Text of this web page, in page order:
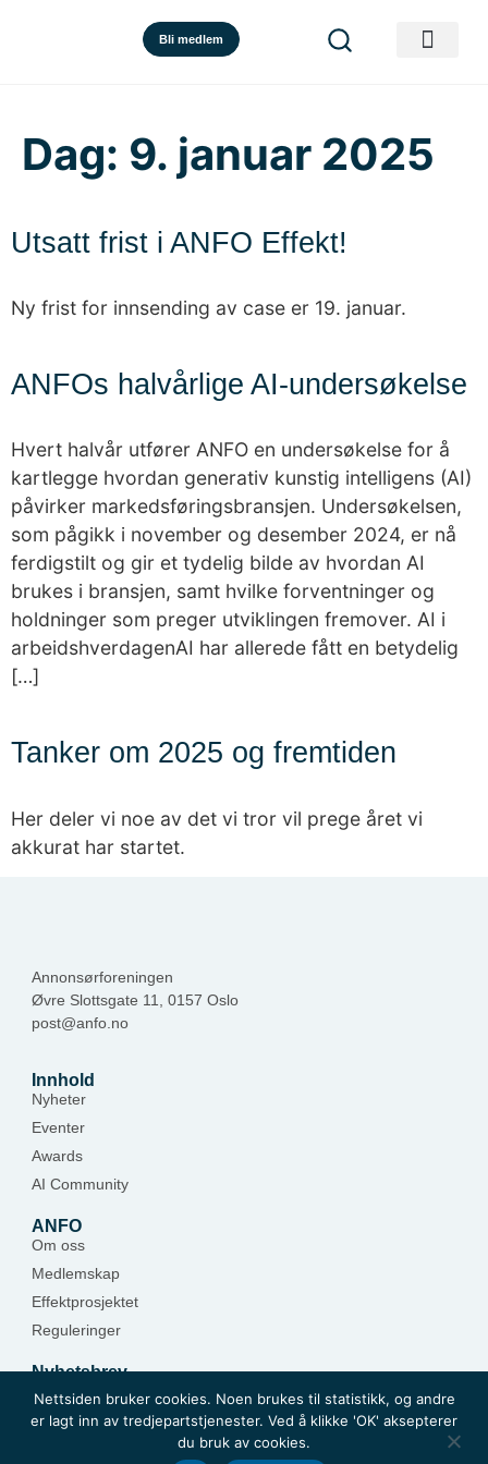
Bli medlem
Dag: 9. januar 2025
Utsatt frist i ANFO Effekt!
Ny frist for innsending av case er 19. januar.
ANFOs halvårlige AI-undersøkelse
Hvert halvår utfører ANFO en undersøkelse for å
kartlegge hvordan generativ kunstig intelligens (AI)
påvirker markedsføringsbransjen. Undersøkelsen,
som pågikk i november og desember 2024, er nå
ferdigstilt og gir et tydelig bilde av hvordan AI
brukes i bransjen, samt hvilke forventninger og
holdninger som preger utviklingen fremover. AI i
arbeidshverdagenAI har allerede fått en betydelig
[…]
Tanker om 2025 og fremtiden
Her deler vi noe av det vi tror vil prege året vi
akkurat har startet.
Annonsørforeningen
Øvre Slottsgate 11, 0157 Oslo
post@anfo.no
Innhold
Nyheter
Eventer
Awards
AI Community
ANFO
Om oss
Medlemskap
Effektprosjektet
Reguleringer
Nyhetsbrev
Hold deg oppdatert — meld deg på.
Meld deg på
Nettsiden bruker cookies. Noen brukes til statistikk, og andre
er lagt inn av tredjepartstjenester. Ved å klikke 'OK' aksepterer
du bruk av cookies.